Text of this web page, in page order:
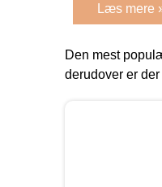
Læs mere
Den mest
derudover er der